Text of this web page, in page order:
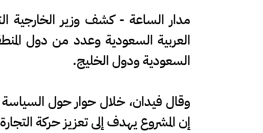
مدار الساعة - كشف وزير الخارجية
العربية السعودية وعدد من دول
السعودية ودول الخليج.
وقال فيدان، خلال حوار حول السياسة
إن المشروع يهدف إلى تعزيز حركة